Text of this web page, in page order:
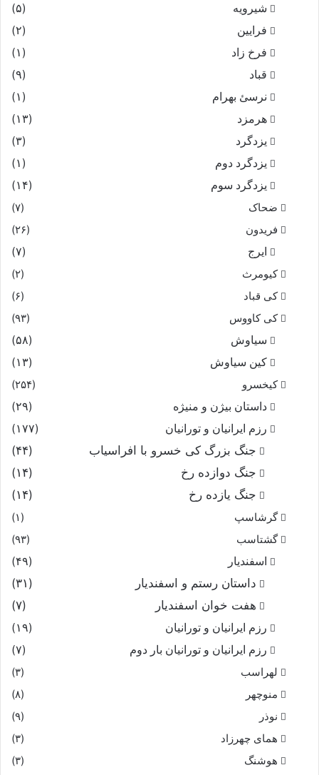
شیرویه
(۵)
فرایین
(۲)
فرخ زاد
(۱)
قباد
(۹)
نرسئ بهرام‏
(۱)
هرمزد
(۱۳)
یزدگرد
(۳)
یزدگرد دوم
(۱)
یزدگرد سوم
(۱۴)
ضحاک
(۷)
فریدون
(۲۶)
ایرج
(۷)
کیومرث
(۲)
کی قباد
(۶)
کی کاووس
(۹۳)
سیاوش
(۵۸)
کین سیاوش
(۱۳)
کیخسرو
(۲۵۴)
داستان بیژن و منیژه
(۲۹)
رزم ایرانیان و تورانیان
(۱۷۷)
جنگ بزرگ کی خسرو با افراسیاب
(۴۴)
جنگ دوازده رخ
(۱۴)
جنگ یازده رخ
(۱۴)
گرشاسپ
(۱)
گشتاسب
(۹۳)
اسفندیار
(۴۹)
داستان رستم و اسفندیار
(۳۱)
هفت خوان اسفندیار
(۷)
رزم ایرانیان و تورانیان
(۱۹)
رزم ایرانیان و تورانیان بار دوم
(۷)
لهراسب
(۳)
منوچهر
(۸)
نوذر
(۹)
هماى چهرزاد
(۳)
هوشنگ
(۳)